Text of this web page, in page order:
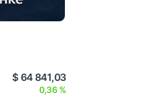
$ 64 841,03
0,36 %